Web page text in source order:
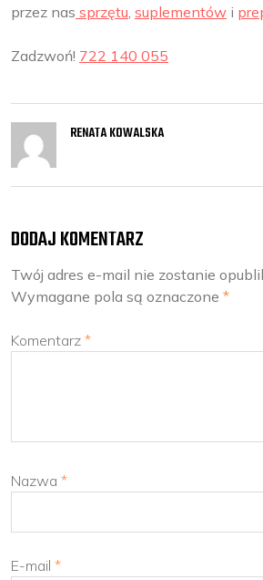
przez nas sprzętu, suplementów i
Zadzwoń! 722 140 055
RENATA KOWALSKA
DODAJ KOMENTARZ
Twój adres e-mail nie zostanie
Wymagane pola są oznaczone *
Komentarz *
Nazwa *
E-mail *